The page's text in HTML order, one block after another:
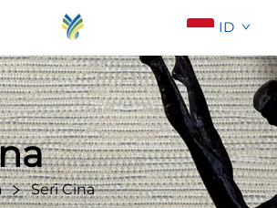
ID
Seri Cina